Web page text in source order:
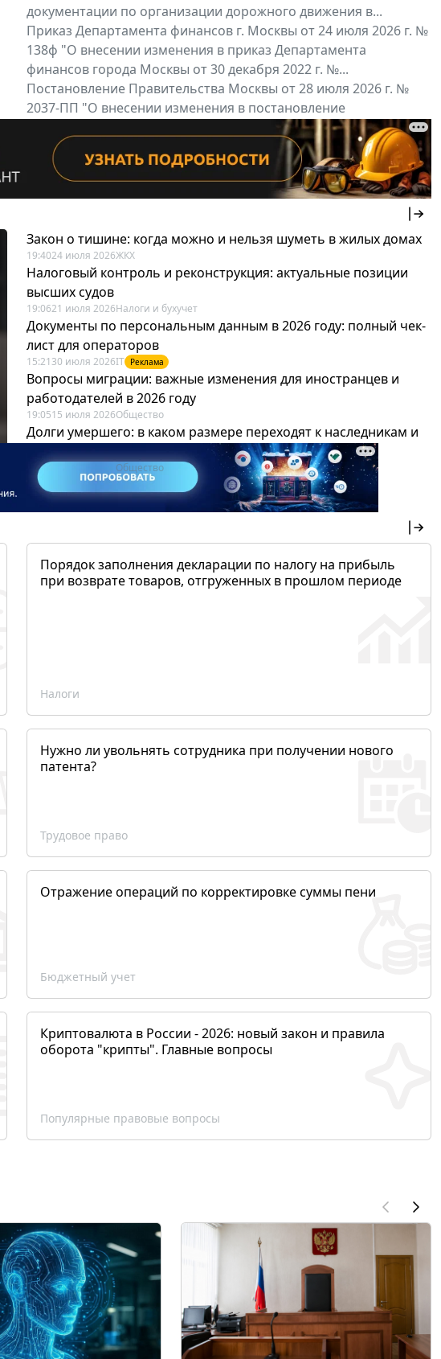
документации по организации дорожного движения в...
Приказ Департамента финансов г. Москвы от 24 июля 2026 г. №
138ф "О внесении изменения в приказ Департамента
финансов города Москвы от 30 декабря 2022 г. №...
Постановление Правительства Москвы от 28 июля 2026 г. №
2037-ПП "О внесении изменения в постановление
Правительства Москвы от 26 июля 2011 г. № 334-ПП"
Все региональные документы Мой регион ...
Закон о тишине: когда можно и нельзя шуметь в жилых домах
19:4024 июля 2026ЖКХ
Налоговый контроль и реконструкция: актуальные позиции
высших судов
19:0621 июля 2026Налоги и бухучет
Документы по персональным данным в 2026 году: полный чек-
лист для операторов
15:21 30 июля 2026IT Реклама
Вопросы миграции: важные изменения для иностранцев и
работодателей в 2026 году
19:0515 июля 2026Общество
Долги умершего: в каком размере переходят к наследникам и
когда их можно не платить
19:43 Общество
Порядок заполнения декларации по налогу на прибыль
при возврате товаров, отгруженных в прошлом периоде
Налоги
Нужно ли увольнять сотрудника при получении нового
патента?
Трудовое право
Отражение операций по корректировке суммы пени
Бюджетный учет
Криптовалюта в России - 2026: новый закон и правила
оборота "крипты". Главные вопросы
Популярные правовые вопросы